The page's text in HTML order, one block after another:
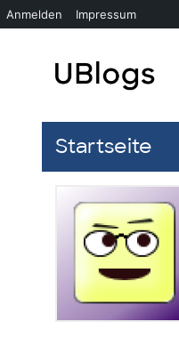
Startseite
Anmelden Impressum